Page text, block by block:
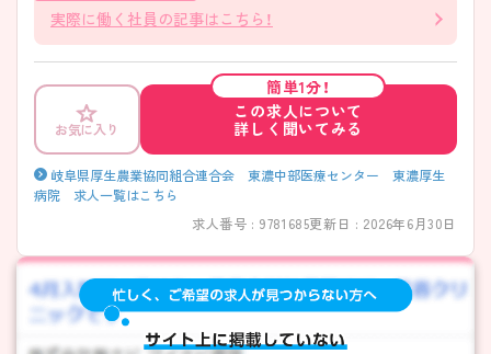
実際に働く社員の記事はこちら！
お気に入り
簡単1分！
この求人について
詳しく聞いてみる
岐阜県厚生農業協同組合連合会 東濃中部医療センター 東濃厚生
病院 求人一覧はこちら
求人番号 : 9781685更新日 : 2026年6月30日